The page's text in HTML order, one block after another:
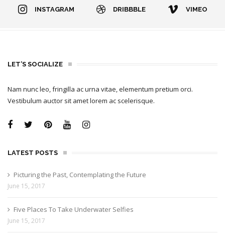
INSTAGRAM DRIBBBLE VIMEO
LET’S SOCIALIZE
Nam nunc leo, fringilla ac urna vitae, elementum pretium orci.
Vestibulum auctor sit amet lorem ac scelerisque.
LATEST POSTS
Picturing the Past, Contemplating the Future
June 15, 2017
Five Places To Take Underwater Selfies
June 15, 2017